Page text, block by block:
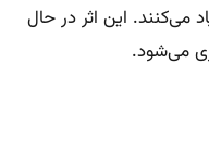
می‌کنند. این اثر در حال
می‌شود.